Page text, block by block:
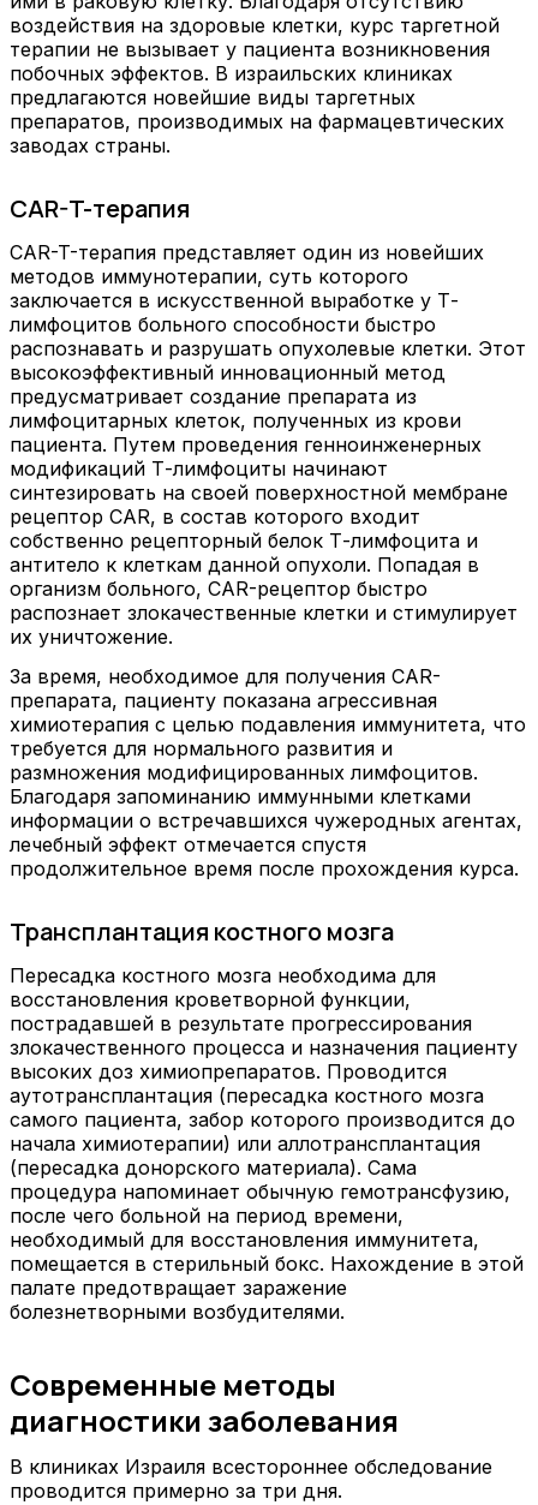
воздействия на здоровые клетки, курс таргетной
терапии не вызывает у пациента возникновения
побочных эффектов. В израильских клиниках
предлагаются новейшие виды таргетных
препаратов, производимых на фармацевтических
заводах страны.
CAR-T-терапия
CAR-T-терапия представляет один из новейших
методов иммунотерапии, суть которого
заключается в искусственной выработке у Т-
лимфоцитов больного способности быстро
распознавать и разрушать опухолевые клетки. Этот
высокоэффективный инновационный метод
предусматривает создание препарата из
лимфоцитарных клеток, полученных из крови
пациента. Путем проведения генноинженерных
модификаций Т-лимфоциты начинают
синтезировать на своей поверхностной мембране
рецептор CAR, в состав которого входит
собственно рецепторный белок Т-лимфоцита и
антитело к клеткам данной опухоли. Попадая в
организм больного, CAR-рецептор быстро
распознает злокачественные клетки и стимулирует
их уничтожение.
За время, необходимое для получения CAR-
препарата, пациенту показана агрессивная
химиотерапия с целью подавления иммунитета, что
требуется для нормального развития и
размножения модифицированных лимфоцитов.
Благодаря запоминанию иммунными клетками
информации о встречавшихся чужеродных агентах,
лечебный эффект отмечается спустя
продолжительное время после прохождения курса.
Трансплантация костного мозга
Пересадка костного мозга необходима для
восстановления кроветворной функции,
пострадавшей в результате прогрессирования
злокачественного процесса и назначения пациенту
высоких доз химиопрепаратов. Проводится
аутотрансплантация (пересадка костного мозга
самого пациента, забор которого производится до
начала химиотерапии) или аллотрансплантация
(пересадка донорского материала). Сама
процедура напоминает обычную гемотрансфузию,
после чего больной на период времени,
необходимый для восстановления иммунитета,
помещается в стерильный бокс. Нахождение в этой
палате предотвращает заражение
болезнетворными возбудителями.
Современные методы
диагностики заболевания
В клиниках Израиля всестороннее обследование
проводится примерно за три дня.